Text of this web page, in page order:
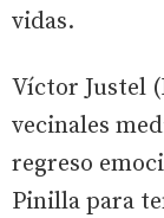
vidas.
Víctor Justel
vecinales
regreso
Pinilla para